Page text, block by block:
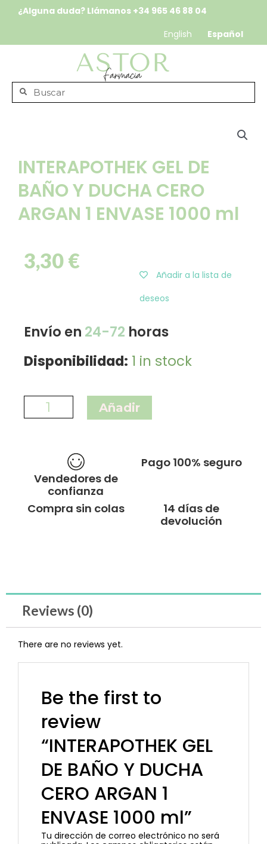
¿Alguna duda? Llámanos +34 965 46 88 04
English
Español
INTERAPOTHEK GEL DE
BAÑO Y DUCHA CERO
ARGAN 1 ENVASE 1000 ml
3,30€
Añadir a la lista de
deseos
Envío en 24-72 horas
Disponibilidad: 1 in stock
Añadir
Vendedores de
confianza
Pago 100% seguro
Compra sin colas
14 días de
devolución
Reviews (0)
There are no reviews yet.
Be the first to
review
“INTERAPOTHEK GEL
DE BAÑO Y DUCHA
CERO ARGAN 1
ENVASE 1000 ml”
Tu dirección de correo electrónico no será